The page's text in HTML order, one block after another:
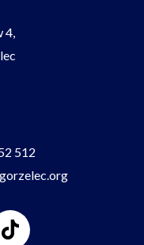
4,
512
Tiktok